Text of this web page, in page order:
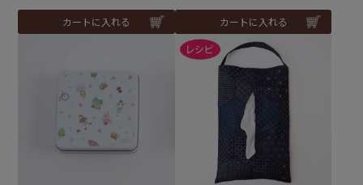
カートに入れる カートに入れる